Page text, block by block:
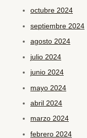
octubre 2024
septiembre 2024
agosto 2024
julio 2024
junio 2024
mayo 2024
abril 2024
marzo 2024
febrero 2024